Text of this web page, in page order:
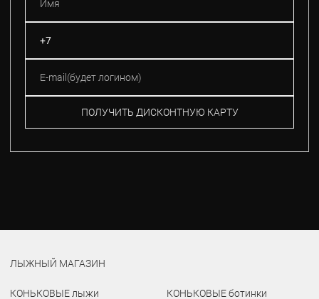
ПОЛУЧИТЬ ДИСКОНТНУЮ КАРТУ
ЛЫЖНЫЙ МАГАЗИН
КОНЬКОВЫЕ лыжи
КОНЬКОВЫЕ ботинки